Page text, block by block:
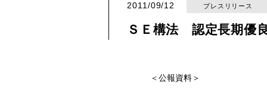
2011/09/12 プレスリリース
ＳＥ構法 認定長期
＜公報